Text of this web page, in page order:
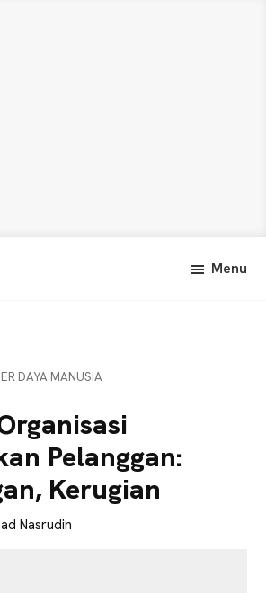
Menu
DAYA MANUSIA
Pelanggan:
Kerugian
Nasrudin